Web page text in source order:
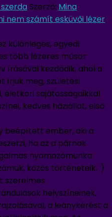
Szerző: Mina
nem számít esküvői lézer
különleges, egyedi
több lézeres műsor
írásával kezdődik, ahol a
meg, születési
életkori sajátosságaikkal
kedves háziállat, első
beépített ember, aki a
ha az a párnak
nyomozómunka
közös történeteik. :)
szerelmes
helyszíneinek,
a leánykérést a